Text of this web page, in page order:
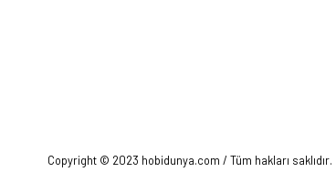
Copyright © 2023 hobidunya.com / Tüm hakları saklıdır.